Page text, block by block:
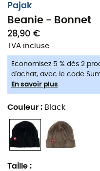
Pajak
Beanie - Bonnet
28,90 €
TVA incluse
Economisez 5 % dès 2
d'achat, avec le code
En savoir plus
Couleur : Black
Taille :